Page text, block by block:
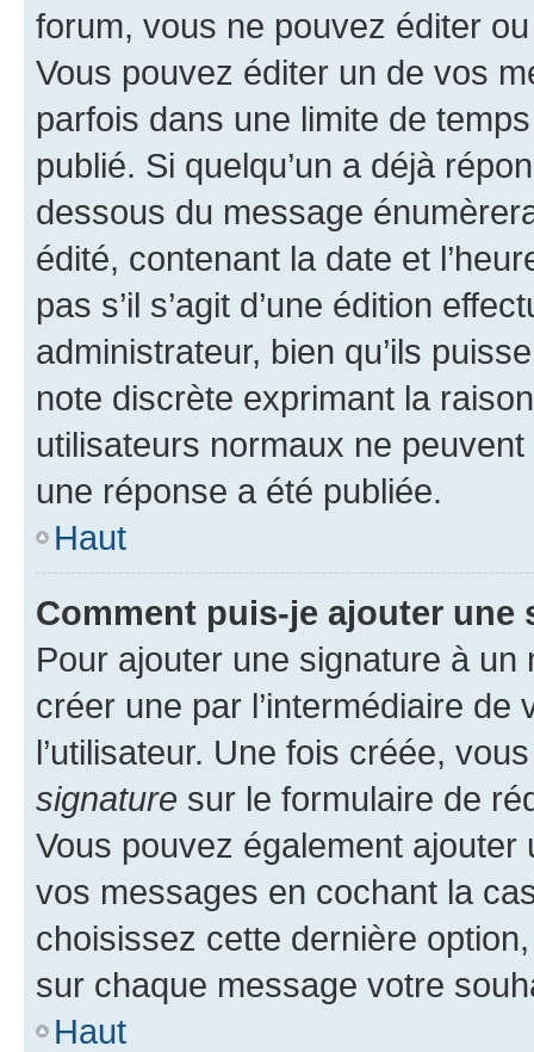
forum, vous ne pouvez éditer
Vous pouvez éditer un de vos
parfois dans une limite de
publié. Si quelqu’un a déjà
dessous du message
édité, contenant la date et
pas s’il s’agit d’une édition
administrateur, bien qu’ils
note discrète exprimant la
utilisateurs normaux ne
une réponse a été publiée.
Haut
Comment puis-je ajouter une
Pour ajouter une signature à un
créer une par l’intermédiaire
l’utilisateur. Une fois créée,
signature sur le formulaire de
Vous pouvez également
vos messages en cochant la
choisissez cette dernière
sur chaque message votre
Haut